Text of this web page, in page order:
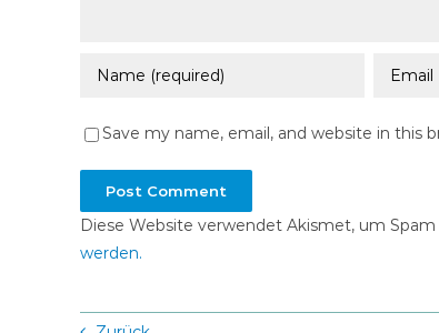
Save my name, email, and website in this
Diese Website verwendet Akismet, um Spam
werden.